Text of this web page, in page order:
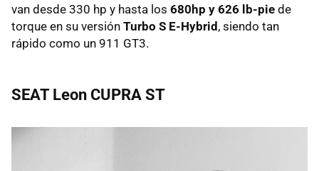
van desde 330 hp y hasta los 680hp y 626 lb-pie de
torque en su versión Turbo S E-Hybrid , siendo tan
rápido como un 911 GT3.
SEAT Leon CUPRA ST